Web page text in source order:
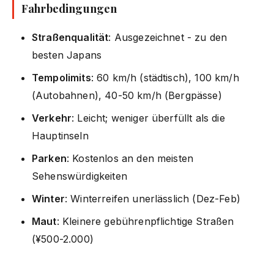
Fahrbedingungen
Straßenqualität: Ausgezeichnet - zu den
besten Japans
Tempolimits: 60 km/h (städtisch), 100 km/h
(Autobahnen), 40-50 km/h (Bergpässe)
Verkehr: Leicht; weniger überfüllt als die
Hauptinseln
Parken: Kostenlos an den meisten
Sehenswürdigkeiten
Winter: Winterreifen unerlässlich (Dez-Feb)
Maut: Kleinere gebührenpflichtige Straßen
(¥500-2.000)